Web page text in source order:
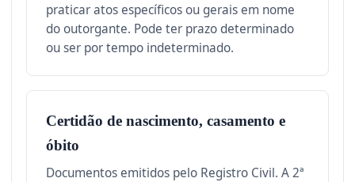
praticar atos específicos ou gerais em nome
do outorgante. Pode ter prazo determinado
ou ser por tempo indeterminado.
Certidão de nascimento, casamento e
óbito
Documentos emitidos pelo Registro Civil. A 2ª